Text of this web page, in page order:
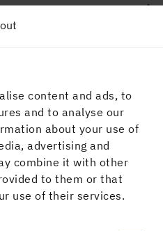
content and ads, to
and to analyse our
about your use of
advertising and
combine it with other
to them or that
use of their services.